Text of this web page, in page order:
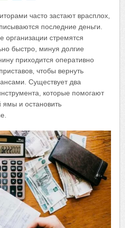
часто застают врасплох,
последние деньги.
стремятся
быстро, минуя долгие
приходится оперативно
чтобы вернуть
Существует два
которые помогают
ямы и остановить